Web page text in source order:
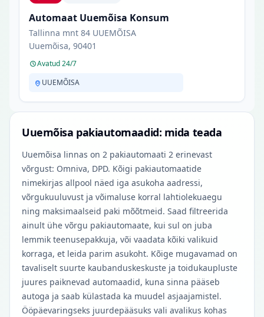
Automaat Uuemõisa Konsum
Tallinna mnt 84 UUEMÕISA
Uuemõisa, 90401
Avatud 24/7
UUEMÕISA
Uuemõisa pakiautomaadid: mida teada
Uuemõisa linnas on 2 pakiautomaati 2 erinevast
võrgust: Omniva, DPD. Kõigi pakiautomaatide
nimekirjas allpool näed iga asukoha aadressi,
võrgukuuluvust ja võimaluse korral lahtiolekuaegu
ning maksimaalseid paki mõõtmeid. Saad filtreerida
ainult ühe võrgu pakiautomaate, kui sul on juba
lemmik teenusepakkuja, või vaadata kõiki valikuid
korraga, et leida parim asukoht. Kõige mugavamad on
tavaliselt suurte kaubanduskeskuste ja toidukaupluste
juures paiknevad automaadid, kuna sinna pääseb
autoga ja saab külastada ka muudel asjaajamistel.
Ööpäevaringseks juurdepääsuks vali avalikus kohas